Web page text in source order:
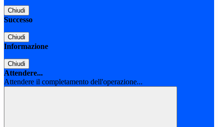
Chiudi
Successo
Chiudi
Informazione
Chiudi
Attendere...
Attendere il completamento dell'operazione...